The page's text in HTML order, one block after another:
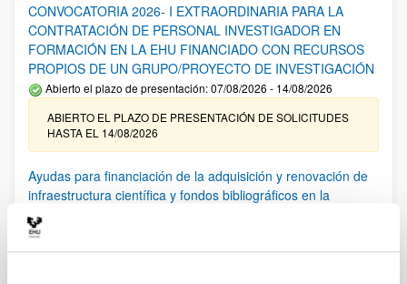
CONVOCATORIA 2026- I EXTRAORDINARIA PARA LA
CONTRATACIÓN DE PERSONAL INVESTIGADOR EN
FORMACIÓN EN LA EHU FINANCIADO CON RECURSOS
PROPIOS DE UN GRUPO/PROYECTO DE INVESTIGACIÓN
Abierto el plazo de presentación: 07/08/2026 - 14/08/2026
ABIERTO EL PLAZO DE PRESENTACIÓN DE SOLICITUDES
HASTA EL 14/08/2026
Ayudas para financiación de la adquisición y renovación de
infraestructura científica y fondos bibliográficos en la
UPV/EHU 2026